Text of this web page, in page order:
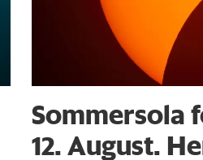
Sommersola
12. August.